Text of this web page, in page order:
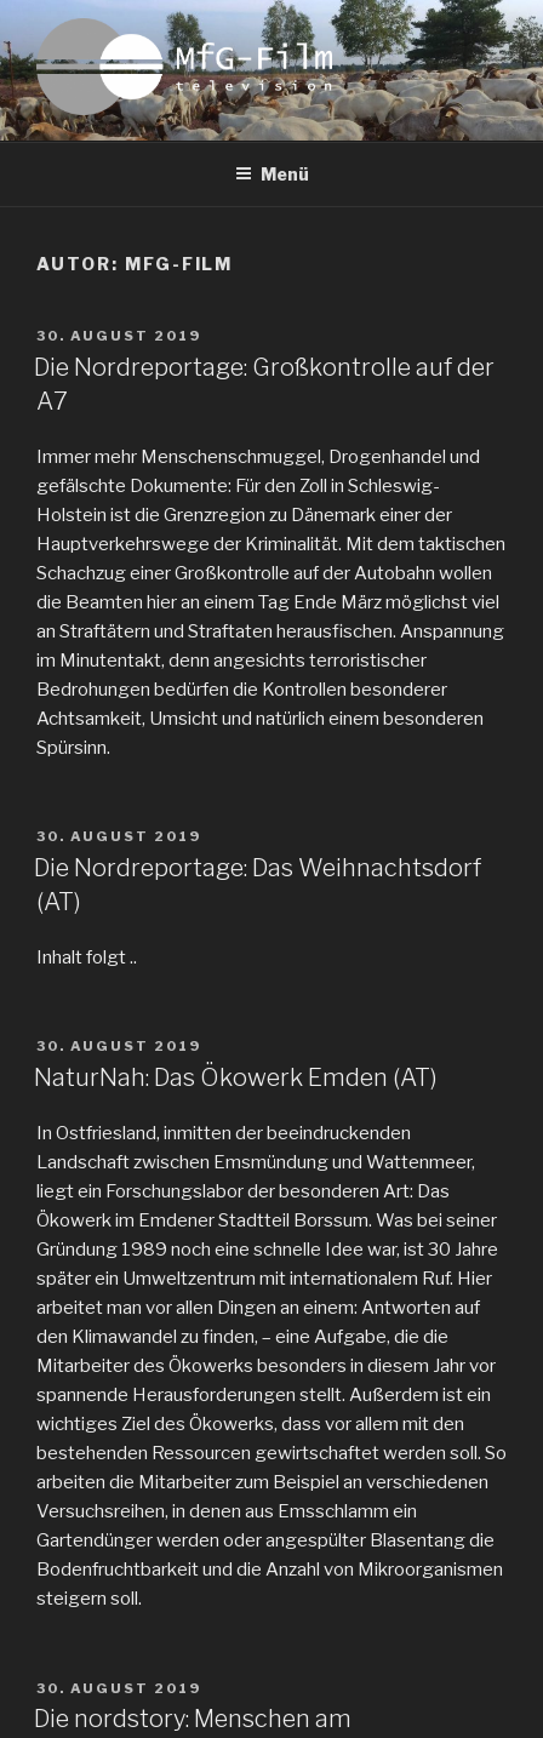
Inhalt
springen
MFG-FILM
Menü
AUTOR: MFG-FILM
VERÖFFENTLICHT
AM
30. AUGUST 2019
Die Nordreportage: Großkontrolle auf der
A7
Immer mehr Menschenschmuggel, Drogenhandel und
gefälschte Dokumente: Für den Zoll in Schleswig-
Holstein ist die Grenzregion zu Dänemark einer der
Hauptverkehrswege der Kriminalität. Mit dem taktischen
Schachzug einer Großkontrolle auf der Autobahn wollen
die Beamten hier an einem Tag Ende März möglichst viel
an Straftätern und Straftaten herausfischen. Anspannung
im Minutentakt, denn angesichts terroristischer
Bedrohungen bedürfen die Kontrollen besonderer
Achtsamkeit, Umsicht und natürlich einem besonderen
Spürsinn.
VERÖFFENTLICHT
AM
30. AUGUST 2019
Die Nordreportage: Das Weihnachtsdorf
(AT)
Inhalt folgt ..
VERÖFFENTLICHT
AM
30. AUGUST 2019
NaturNah: Das Ökowerk Emden (AT)
In Ostfriesland, inmitten der beeindruckenden
Landschaft zwischen Emsmündung und Wattenmeer,
liegt ein Forschungslabor der besonderen Art: Das
Ökowerk im Emdener Stadtteil Borssum. Was bei seiner
Gründung 1989 noch eine schnelle Idee war, ist 30 Jahre
später ein Umweltzentrum mit internationalem Ruf. Hier
arbeitet man vor allen Dingen an einem: Antworten auf
den Klimawandel zu finden, – eine Aufgabe, die die
Mitarbeiter des Ökowerks besonders in diesem Jahr vor
spannende Herausforderungen stellt. Außerdem ist ein
wichtiges Ziel des Ökowerks, dass vor allem mit den
bestehenden Ressourcen gewirtschaftet werden soll. So
arbeiten die Mitarbeiter zum Beispiel an verschiedenen
Versuchsreihen, in denen aus Emsschlamm ein
Gartendünger werden oder angespülter Blasentang die
Bodenfruchtbarkeit und die Anzahl von Mikroorganismen
steigern soll.
VERÖFFENTLICHT
AM
30. AUGUST 2019
Die nordstory: Menschen am